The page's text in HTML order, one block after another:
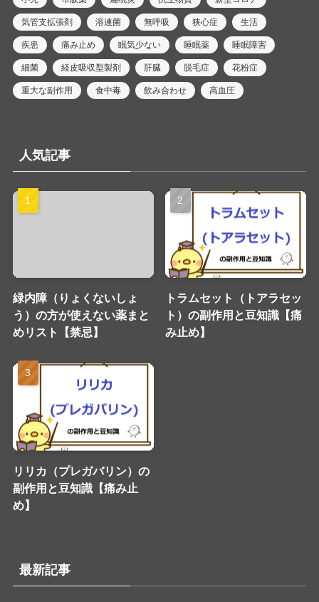
気管支拡張剤 溶連菌 無呼吸 狭心症 生活
疾患 痛み止め 眠気少ない 睡眠薬 睡眠障害
細菌 経皮吸収型製剤 肝臓 脱毛症 花粉症
重大な副作用 食中毒 飲み合わせ 高血圧
人気記事
緑内障（りょくないしょ
う）の方が使えない薬まと
めリスト【禁忌】
トラムセット（トアラセッ
ト）の副作用と豆知識【痛
み止め】
リリカ（プレガバリン）の
副作用と豆知識【痛み止
め】
最新記事